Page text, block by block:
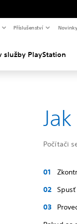
Příslušenství Novinky
služby PlayStation
Počítači